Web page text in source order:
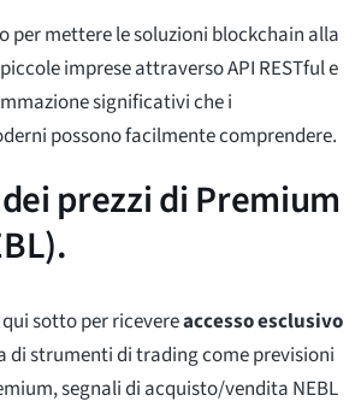
per mettere le soluzioni blockchain alla
imprese attraverso API RESTful e
significativi che i
possono facilmente comprendere.
prezzi di Premium
sotto per ricevereaccesso esclusivo
di strumenti di trading come previsioni
segnali di acquisto/vendita NEBL